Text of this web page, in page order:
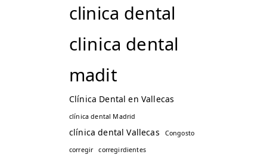
clinica dental
clinica dental
madit
Clínica Dental en Vallecas
clínica dental Madrid
clínica dental Vallecas
Congosto
corregir
corregirdientes